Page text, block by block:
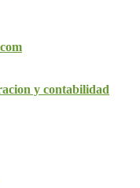
y contabilidad